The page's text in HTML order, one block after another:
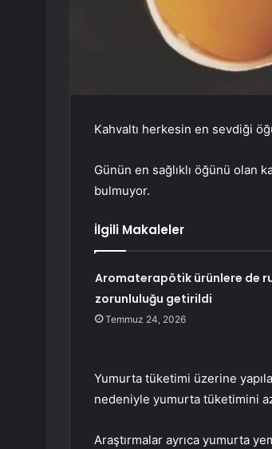
Kahvaltı herkesin en sevdiği
Günün en sağlıklı öğünü olan
bulmuyor.
İlgili Makaleler
Aromaterapötik ürünlere de
zorunluluğu getirildi
Temmuz 24, 2026
Yumurta tüketimi üzerine
nedeniyle yumurta tüketimini
Araştırmalar ayrıca yumurta